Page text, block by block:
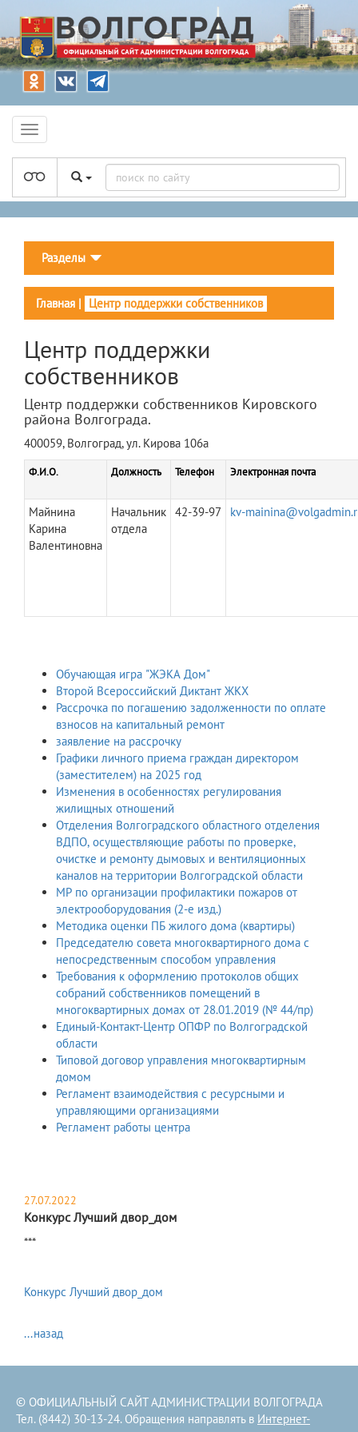
Разделы
Главная | Центр поддержки собственников
Центр поддержки
собственников
Центр поддержки собственников Кировского
района Волгограда.
400059, Волгоград, ул. Кирова 106а
Ф.И.О. Должность Телефон Электронная почта
Майнина
Карина
Валентиновна
Начальник
отдела
42-39-97 kv-
Обучающая игра "ЖЭКА Дом"
Второй Всероссийский Диктант ЖКХ
Рассрочка по погашению задолженности по оплате
взносов на капитальный ремонт
заявление на рассрочку
Графики личного приема граждан директором
(заместителем) на 2025 год
Изменения в особенностях регулирования
жилищных отношений
Отделения Волгоградского областного отделения
ВДПО, осуществляющие работы по проверке,
очистке и ремонту дымовых и вентиляционных
каналов на территории Волгоградской области
МР по организации профилактики пожаров от
электрооборудования (2-е изд.)
Методика оценки ПБ жилого дома (квартиры)
Председателю совета многоквартирного дома с
непосредственным способом управления
Требования к оформлению протоколов общих
собраний собственников помещений в
многоквартирных домах от 28.01.2019 (№ 44/пр)
Единый-Контакт-Центр ОПФР по Волгоградской
области
Типовой договор управления многоквартирным
домом
Регламент взаимодействия с ресурсными и
управляющими организациями
Регламент работы центра
27.07.2022
Конкурс Лучший двор_дом
​***
Конкурс Лучший двор_дом
...назад
© ОФИЦИАЛЬНЫЙ САЙТ АДМИНИСТРАЦИИ ВОЛГОГРАДА
Тел. (8442) 30-13-24. Обращения направлять в Интернет-